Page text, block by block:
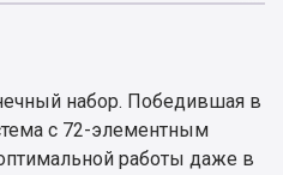
набор. Победившая в
с 72-элементным
работы даже в